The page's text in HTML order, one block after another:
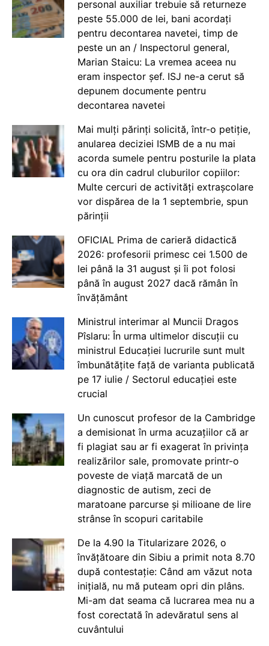
personal auxiliar trebuie să returneze
peste 55.000 de lei, bani acordați
pentru decontarea navetei, timp de
peste un an / Inspectorul general,
Marian Staicu: La vremea aceea nu
eram inspector șef. ISJ ne-a cerut să
depunem documente pentru
decontarea navetei
Mai mulți părinți solicită, într-o petiție,
anularea deciziei ISMB de a nu mai
acorda sumele pentru posturile la plata
cu ora din cadrul cluburilor copiilor:
Multe cercuri de activități extrașcolare
vor dispărea de la 1 septembrie, spun
părinții
OFICIAL Prima de carieră didactică
2026: profesorii primesc cei 1.500 de
lei până la 31 august și îi pot folosi
până în august 2027 dacă rămân în
învățământ
Ministrul interimar al Muncii Dragos
Pîslaru: În urma ultimelor discuții cu
ministrul Educației lucrurile sunt mult
îmbunătățite față de varianta publicată
pe 17 iulie / Sectorul educației este
crucial
Un cunoscut profesor de la Cambridge
a demisionat în urma acuzațiilor că ar
fi plagiat sau ar fi exagerat în privința
realizărilor sale, promovate printr-o
poveste de viață marcată de un
diagnostic de autism, zeci de
maratoane parcurse și milioane de lire
strânse în scopuri caritabile
De la 4.90 la Titularizare 2026, o
învățătoare din Sibiu a primit nota 8.70
după contestație: Când am văzut nota
inițială, nu mă puteam opri din plâns.
Mi-am dat seama că lucrarea mea nu a
fost corectată în adevăratul sens al
cuvântului